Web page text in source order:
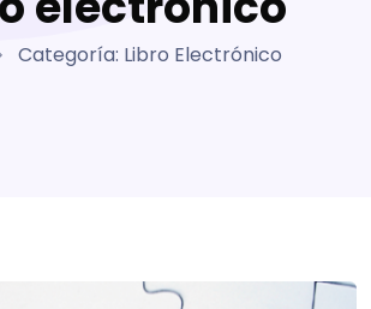
Categoría: Libro Electrónico